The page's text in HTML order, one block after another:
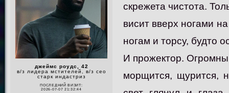
джеймс роудс, 42
в/з лидера мстителей, в/з сео
старк индастриз
ПОСЛЕДНИЙ ВИЗИТ:
2026-07-07 21:32:44
скрежета чистота.
висит вверх ногами
ногам и торсу, будто
И прожектор.
морщится, щурится,